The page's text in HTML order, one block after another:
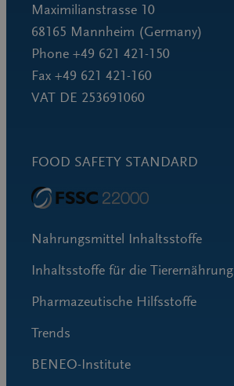
Maximilianstrasse 10
68165 Mannheim (Germany)
Phone +49 621 421-150
Fax +49 621 421-160
VAT DE 253691060
FOOD SAFETY STANDARD
Nahrungsmittel Inhaltsstoffe
Inhaltsstoffe für die Tierernährung
Pharmazeutische Hilfsstoffe
Trends
BENEO-Institute